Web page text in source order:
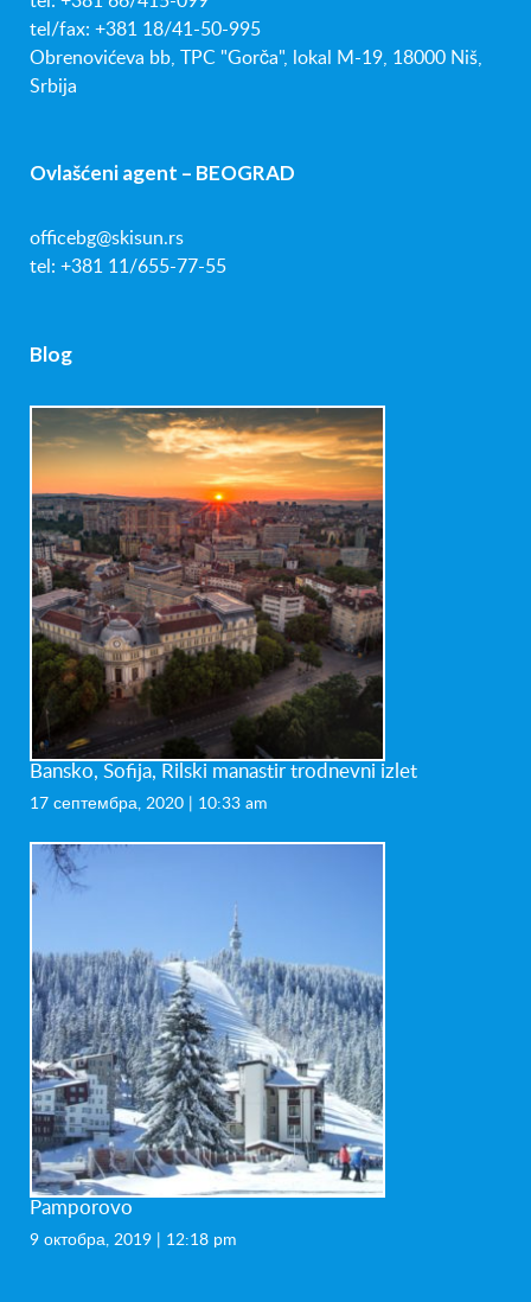
tel/fax: +381 18/41-50-995
Obrenovićeva bb, TPC "Gorča", lokal M-19, 18000 Niš,
Srbija
Ovlašćeni agent – BEOGRAD
officebg@skisun.rs
tel: +381 11/655-77-55
Blog
Bansko, Sofija, Rilski manastir trodnevni izlet
17 септембра, 2020 | 10:33 am
Pamporovo
9 октобра, 2019 | 12:18 pm